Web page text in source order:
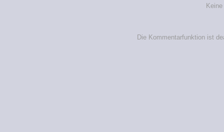
Die Kommentarfunktion ist